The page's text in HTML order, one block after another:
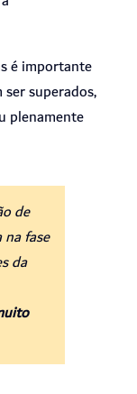
é importante
superados,
plenamente
de
fase
da